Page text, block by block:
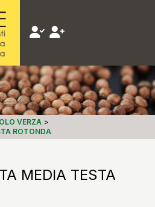
VERZA >
ROTONDA
MEDIA TESTA